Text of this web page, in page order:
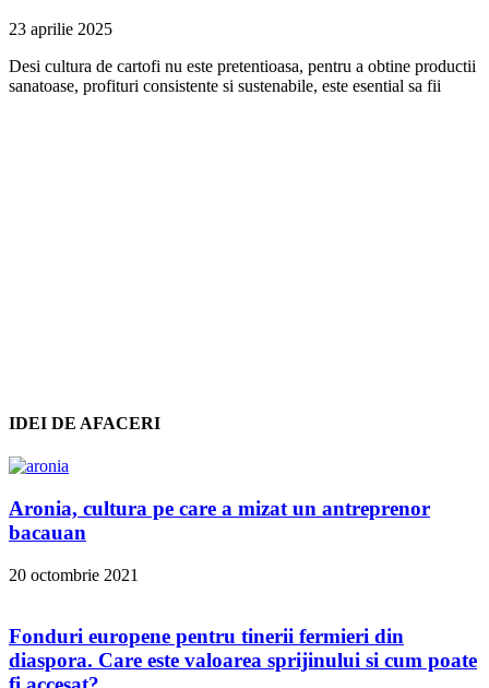
23 aprilie 2025
Desi cultura de cartofi nu este pretentioasa, pentru a obtine productii
sanatoase, profituri consistente si sustenabile, este esential sa fii
IDEI DE AFACERI
Aronia, cultura pe care a mizat un antreprenor
bacauan
20 octombrie 2021
Fonduri europene pentru tinerii fermieri din
diaspora. Care este valoarea sprijinului si cum poate